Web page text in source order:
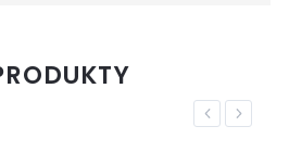
Previous
Next